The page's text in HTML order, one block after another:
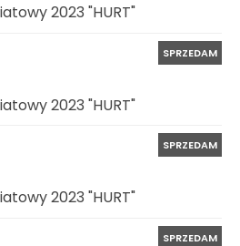
2023 "HURT"
SPRZEDAM
2023 "HURT"
SPRZEDAM
2023 "HURT"
SPRZEDAM